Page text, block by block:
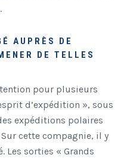
AUPRÈS DE
DE TELLES
pour plusieurs
d’expédition », sous
expéditions polaires
cette compagnie, il y
Les sorties « Grands